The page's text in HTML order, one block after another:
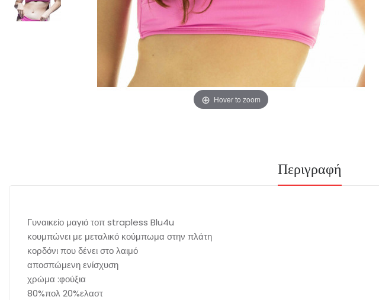
Hover to zoom
Περιγραφή
Γυναικείο μαγιό τοπ strapless Blu4u
κουμπώνει με μεταλικό κούμπωμα στην πλάτη
κορδόνι που δένει στο λαιμό
αποσπώμενη ενίσχυση
χρώμα :φούξια
80%πολ 20%ελαστ